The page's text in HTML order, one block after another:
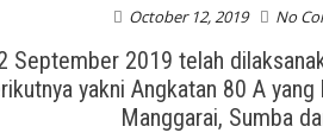
October 12, 2019 No
September 2019 telah
yakni Angkatan 80 A
Manggarai, Sumba